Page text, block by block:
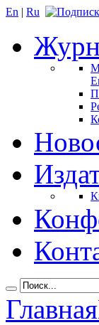
En | Ru
Главная